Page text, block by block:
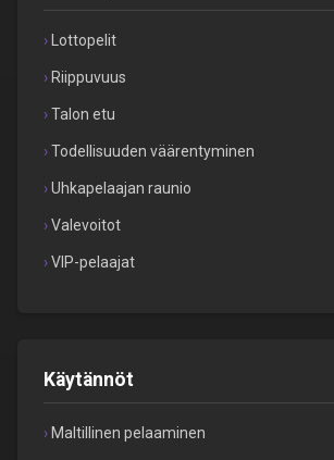
Lottopelit
Riippuvuus
Talon etu
Todellisuuden väärentyminen
Uhkapelaajan raunio
Valevoitot
VIP-pelaajat
Käytännöt
Maltillinen pelaaminen